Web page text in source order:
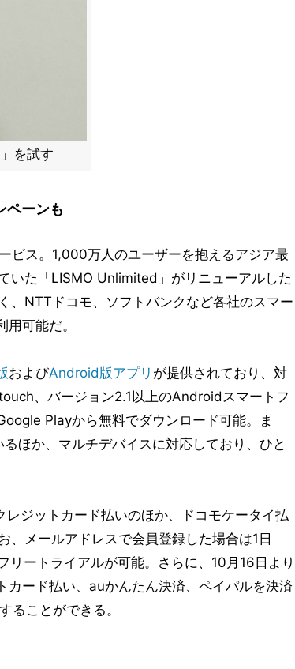
を試す
ペーンも
ビス。1,000万人のユーザーを抱えるアジア最
いた「LISMO Unlimited」がリニューアルした
、NTTドコモ、ソフトバンクなど各社のスマー
可能だ。
およびAndroid版アプリ が提供されており、対
、バージョン2.1以上のAndroidスマートフ
Playから無料でダウンロード可能。ま
ほか、マルチデバイスに対応しており、ひと
ジットカード払いのほか、ドコモケータイ払
メールアドレスで会員登録した場合は1日
ートライアルが可能。さらに、10月16日より
ード払い、auかんたん決済、ペイパルを決済
ることができる。